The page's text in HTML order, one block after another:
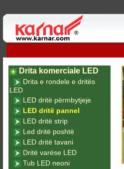
Drita komerciale LED
Drita e rondele e dritës
LED
LED dritë përmbytjeje
LED dritë pannel
LED dritë strip
Led dritë poshtë
LED dritë tavani
Dritë varëse LED
Tub LED neoni